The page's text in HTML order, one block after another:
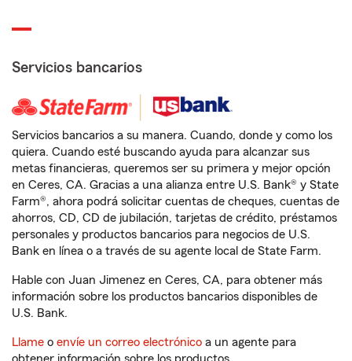
Servicios bancarios
Servicios bancarios a su manera. Cuando, donde y como los
quiera. Cuando esté buscando ayuda para alcanzar sus
metas financieras, queremos ser su primera y mejor opción
en Ceres, CA. Gracias a una alianza entre U.S. Bank® y State
Farm®, ahora podrá solicitar cuentas de cheques, cuentas de
ahorros, CD, CD de jubilación, tarjetas de crédito, préstamos
personales y productos bancarios para negocios de U.S.
Bank en línea o a través de su agente local de State Farm.
Hable con Juan Jimenez en Ceres, CA, para obtener más
información sobre los productos bancarios disponibles de
U.S. Bank.
Llame o envíe un correo electrónico a un agente para